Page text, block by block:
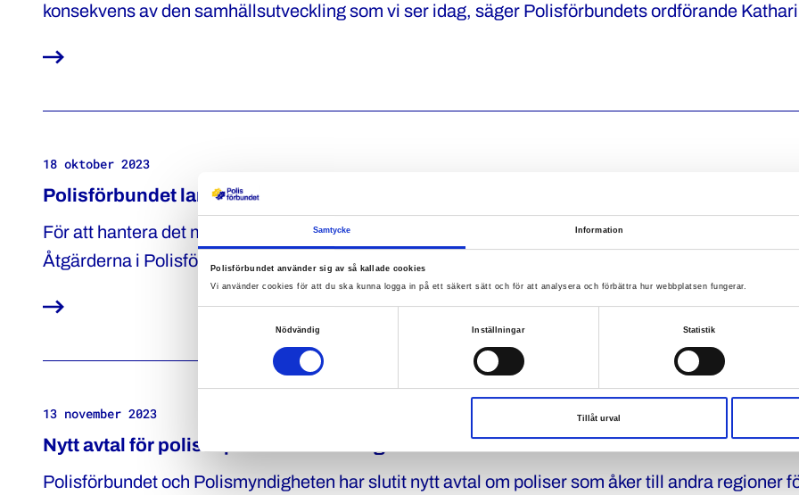
Samtycke Information
Polisförbundet använder sig av så kallade cookies
Vi använder cookies för att du ska kunna logga in på ett säkert sätt och för att analysera och förbättra hur webbplatsen fungerar.
Nödvändig
Inställningar Statistik
Tillåt urval
konsekvens av den samhällsutveckling som vi ser idag, säger Polisförbundets ordförande
18 oktober 2023
Polisförbundet lanserar ny polispolitik
För att hantera det mycket svåra läget i Sverige nu och på sikt krävs en kraftfull och ansvarsfull
Åtgärderna i Polisförbundets nya program är viktiga steg för ett tryggare Sverige, säger
Katharina von Sydow.
13 november 2023
Nytt avtal för poliser på kommenderingar
Polisförbundet och Polismyndigheten har slutit nytt avtal om poliser som åker till andra regioner